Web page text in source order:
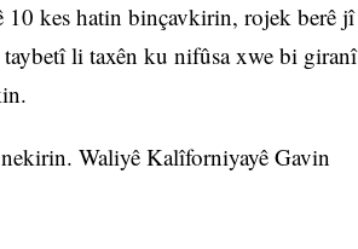
10 kes hatin binçavkirin, rojek berê jî
li taxên ku nifûsa xwe bi giranî
Waliyê Kalîforniyayê Gavin